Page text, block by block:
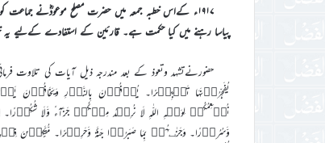
۱۹۱۷ء کےاس خطبہ جمعہ میں حضرت مصلح موعودؓنے جماعت
پیاسا رہنے میں کیا حکمت ہے۔ قارئین کے استفادے کےلیے یہ
حضورنےتشهد وتعوذ کے بعد مندرجہ ذیل آیات کی
یُفَجِّرُوۡنَہَا تَفۡجِیۡرًا۔ یُوۡفُوۡنَ بِالنَّذۡرِ وَیَخَافُوۡنَ
نُطۡعِمُکُمۡ لِوَجۡہِ اللّٰہِ لَا نُرِیۡدُ مِنۡکُمۡ جَزَآءً وَّلَا
وَّسُرُوۡرًا۔ وَجَزٰٮہُمۡ بِمَا صَبَرُوۡا جَنَّۃً وَّحَرِیۡرًا۔ مُّتَّکِـِٕیۡنَ